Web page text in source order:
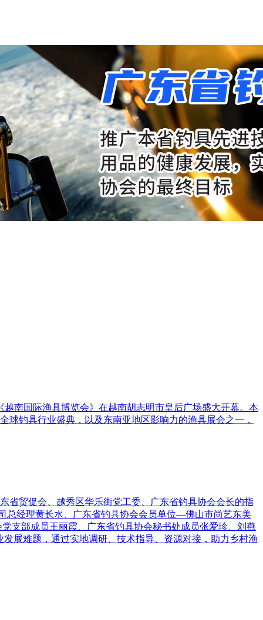
南国际渔具博览会》在越南胡志明市皇后广场盛大开幕。本
钓具行业盛典，以及东南亚地区影响力的渔具展会之一，
省贸促会、越秀区华乐街党工委、广东省钓具协会会长的指
总经理黄长水、广东省钓具协会会员单位—佛山市尚艺东美
支部成员王丽霞、广东省钓具协会秘书处成员张爱珍、刘燕
展难题，通过实地调研、技术指导、资源对接，助力乡村渔